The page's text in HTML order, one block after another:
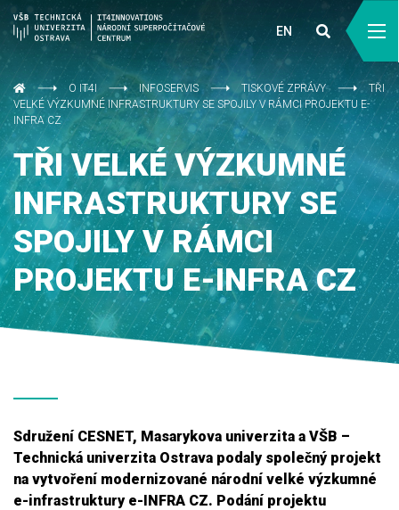
EN
O IT4I INFOSERVIS TISKOVÉ ZPRÁVY
TŘI
VELKÉ VÝZKUMNÉ INFRASTRUKTURY SE SPOJILY V RÁMCI PROJEKTU E-
INFRA CZ
TŘI VELKÉ VÝZKUMNÉ
INFRASTRUKTURY SE
SPOJILY V RÁMCI
PROJEKTU E-INFRA CZ
Sdružení CESNET, Masarykova univerzita a VŠB –
Technická univerzita Ostrava podaly společný projekt
na vytvoření modernizované národní velké výzkumné
e-infrastruktury e-INFRA CZ. Podání projektu